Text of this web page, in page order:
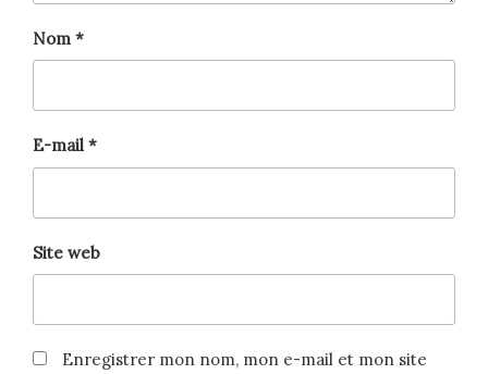
Nom *
E-mail *
Site web
Enregistrer mon nom, mon e-mail et mon site